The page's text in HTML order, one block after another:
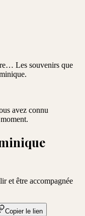
Les souvenirs que
.
avez connu
et être accompagnée
Copier le lien